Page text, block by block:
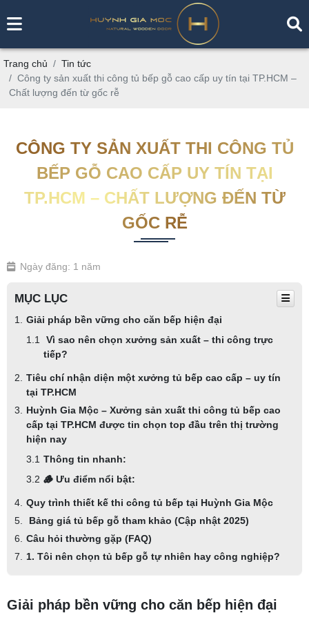
Trang chủ
Tin tức
Công ty sản xuất thi công tủ bếp gỗ cao cấp uy tín tại TP.HCM –
Chất lượng đến từ gốc rễ
CÔNG TY SẢN XUẤT THI CÔNG TỦ
BẾP GỖ CAO CẤP UY TÍN TẠI
TP.HCM – CHẤT LƯỢNG ĐẾN TỪ
GỐC RỄ
Ngày đăng: 1 năm
MỤC LỤC
Giải pháp bền vững cho căn bếp hiện đại
Vì sao nên chọn xưởng sản xuất – thi công trực
tiếp?
Tiêu chí nhận diện một xưởng tủ bếp cao cấp – uy tín
tại TP.HCM
Huỳnh Gia Mộc – Xưởng sản xuất thi công tủ bếp cao
cấp tại TP.HCM được tin chọn top đầu trên thị trường
hiện nay
Thông tin nhanh:
🪵 Ưu điểm nổi bật:
Quy trình thiết kế thi công tủ bếp tại Huỳnh Gia Mộc
Bảng giá tủ bếp gỗ tham khảo (Cập nhật 2025)
Câu hỏi thường gặp (FAQ)
1. Tôi nên chọn tủ bếp gỗ tự nhiên hay công nghiệp?
Giải pháp bền vững cho căn bếp hiện đại